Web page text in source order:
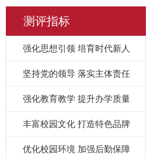
测评指标
强化思想引领 培育时代新人
坚持党的领导 落实主体责任
强化教育教学 提升办学质量
丰富校园文化 打造特色品牌
优化校园环境 加强后勤保障